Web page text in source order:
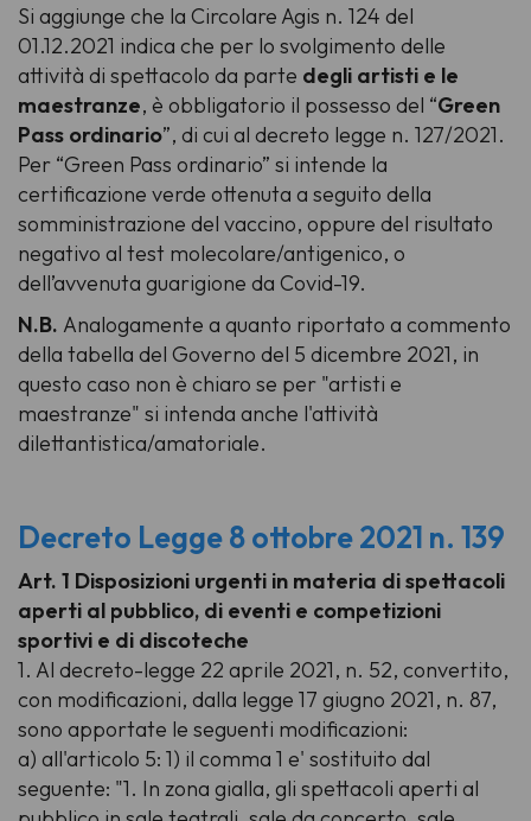
Si aggiunge che la Circolare Agis n. 124 del
01.12.2021 indica che per lo svolgimento delle
attività di spettacolo da parte degli artisti e le
maestranze, è obbligatorio il possesso del “Green
Pass ordinario”, di cui al decreto legge n. 127/2021.
Per “Green Pass ordinario” si intende la
certificazione verde ottenuta a seguito della
somministrazione del vaccino, oppure del risultato
negativo al test molecolare/antigenico, o
dell’avvenuta guarigione da Covid-19.
N.B. Analogamente a quanto riportato a commento
della tabella del Governo del 5 dicembre 2021, in
questo caso non è chiaro se per "artisti e
maestranze" si intenda anche l'attività
dilettantistica/amatoriale.
Decreto Legge 8 ottobre 2021 n. 139
Art. 1 Disposizioni urgenti in materia di spettacoli
aperti al pubblico, di eventi e competizioni
sportivi e di discoteche
1. Al decreto-legge 22 aprile 2021, n. 52, convertito,
con modificazioni, dalla legge 17 giugno 2021, n. 87,
sono apportate le seguenti modificazioni:
a) all'articolo 5: 1) il comma 1 e' sostituito dal
seguente: "1. In zona gialla, gli spettacoli aperti al